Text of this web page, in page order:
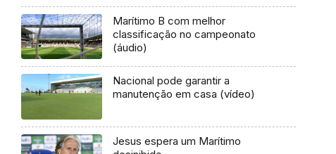
Marítimo B com melhor
classificação no campeonato
(áudio)
Nacional pode garantir a
manutenção em casa (vídeo)
Jesus espera um Marítimo